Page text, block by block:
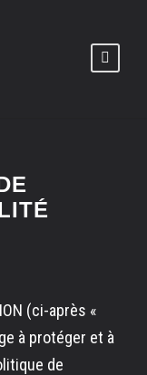
(ci-après «
à protéger et à
de